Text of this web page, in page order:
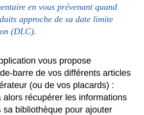
en vous prévenant quand
approche de sa date limite
(DLC).
vous propose
barre de vos différents articles
(ou de vos placards) :
alors récupérer les informations
sa bibliothèque pour ajouter